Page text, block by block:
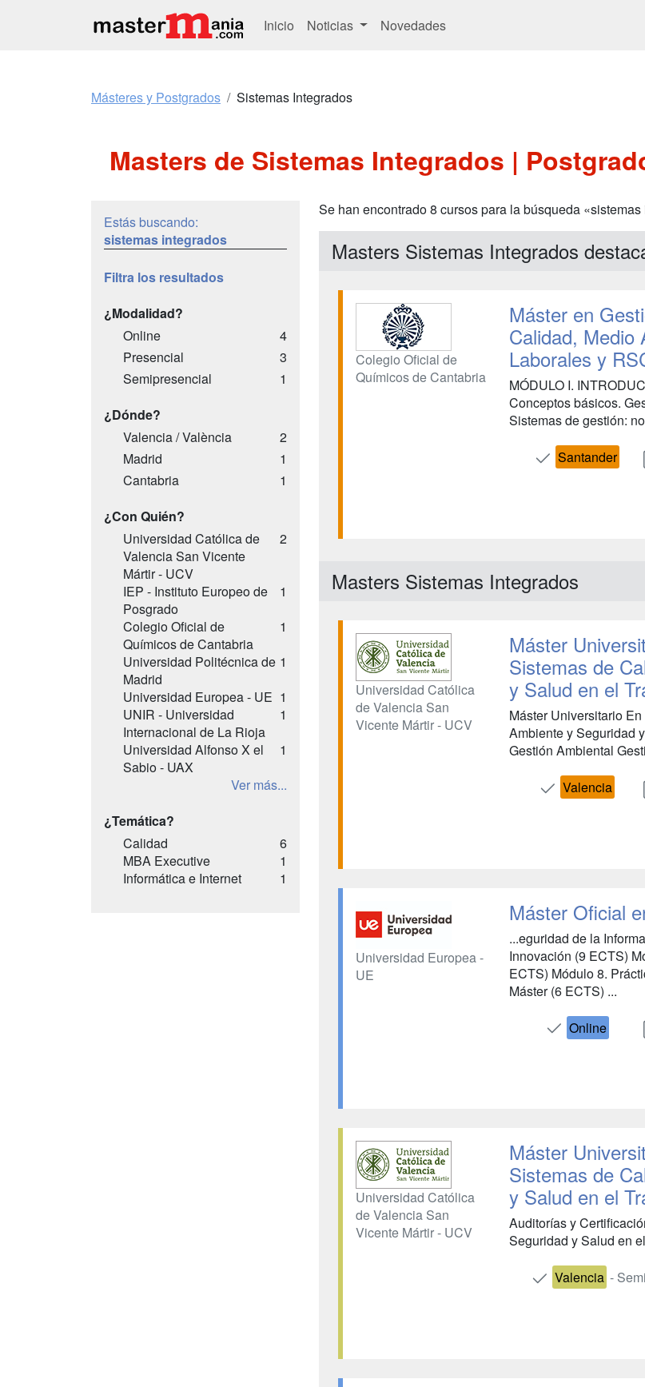
Inicio Noticias Novedades
Másteres y Postgrados Sistemas Integrados
Masters de Sistemas Integrados |
Estás buscando:
sistemas integrados
Filtra los resultados
¿Modalidad?
Online
4
Presencial
3
Semipresencial
1
¿Dónde?
Valencia / València
2
Madrid
1
Cantabria
1
¿Con Quién?
Universidad Católica de
Valencia San Vicente
Mártir - UCV
2
IEP - Instituto Europeo de
Posgrado
1
Colegio Oficial de
Químicos de Cantabria
1
Universidad Politécnica de
Madrid
1
Universidad Europea - UE 1
UNIR - Universidad
Internacional de La Rioja
1
Universidad Alfonso X el
Sabio - UAX
1
Ver más...
¿Temática?
Calidad
6
MBA Executive
1
Informática e Internet
1
Se han encontrado 8 cursos para la búsqueda
Masters Sistemas Integrados
Colegio Oficial de
Químicos de Cantabria
Máster en
Calidad, Medio
Laborales y
MÓDULO I.
Conceptos básicos.
Sistemas de gestión:
Santander
Masters Sistemas Integrados
Universidad Católica
de Valencia San
Vicente Mártir - UCV
Máster
Sistemas de
y Salud en el
Máster Universitario
Ambiente y Seguridad
Gestión Ambiental
Valencia
Universidad Europea -
UE
Máster Oficial
...eguridad de la
Innovación (9 ECTS)
ECTS) Módulo 8.
Máster (6 ECTS) ...
Online
Universidad Católica
de Valencia San
Vicente Mártir - UCV
Máster
Sistemas de
y Salud en el
Auditorías y
Seguridad y Salud en
Valencia -